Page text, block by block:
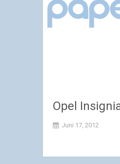
Opel
Juni 17, 2012